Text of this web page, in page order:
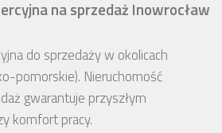
na sprzedaż Inowrocław
do sprzedaży w okolicach
pomorskie). Nieruchomość
gwarantuje przyszłym
komfort pracy.